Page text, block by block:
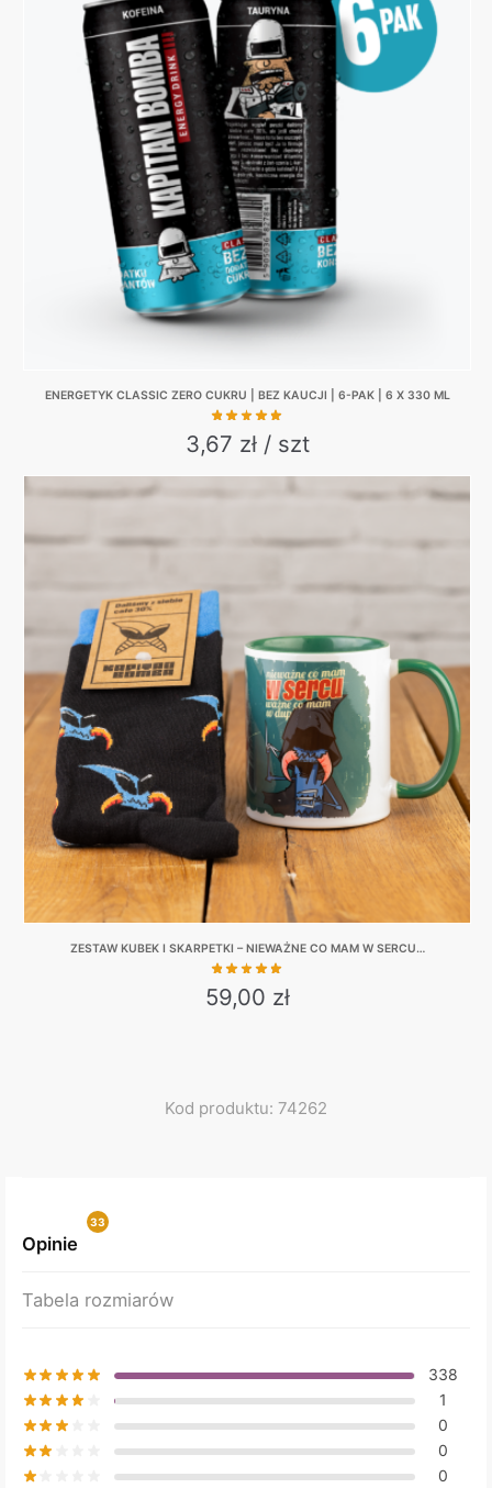
variants.
The
options
may
be
chosen
on
the
product
page
ENERGETYK CLASSIC ZERO CUKRU | BEZ KAUCJI | 6-PAK | 6 X 330 ML
3,67 zł / szt
ZESTAW KUBEK I SKARPETKI – NIEWAŻNE CO MAM W SERCU…
59,00 zł
multiple
page
Kod produktu: 74262
Opinie
33
Tabela rozmiarów
338
1
0
0
0